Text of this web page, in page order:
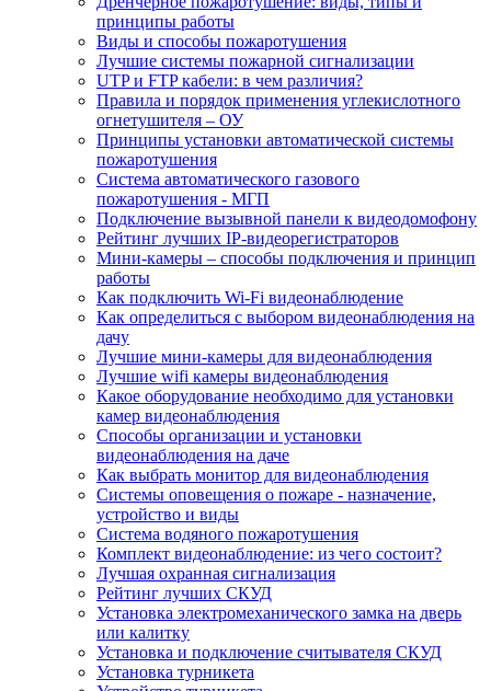
принципы работы
Виды и способы пожаротушения
Лучшие системы пожарной сигнализации
UTP и FTP кабели: в чем различия?
Правила и порядок применения углекислотного
огнетушителя – ОУ
Принципы установки автоматической системы
пожаротушения
Система автоматического газового
пожаротушения - МГП
Подключение вызывной панели к видеодомофону
Рейтинг лучших IP-видеорегистраторов
Мини-камеры – способы подключения и принцип
работы
Как подключить Wi-Fi видеонаблюдение
Как определиться с выбором видеонаблюдения на
дачу
Лучшие мини-камеры для видеонаблюдения
Лучшие wifi камеры видеонаблюдения
Какое оборудование необходимо для установки
камер видеонаблюдения
Способы организации и установки
видеонаблюдения на даче
Как выбрать монитор для видеонаблюдения
Системы оповещения о пожаре - назначение,
устройство и виды
Система водяного пожаротушения
Комплект видеонаблюдение: из чего состоит?
Лучшая охранная сигнализация
Рейтинг лучших СКУД
Установка электромеханического замка на дверь
или калитку
Установка и подключение считывателя СКУД
Установка турникета